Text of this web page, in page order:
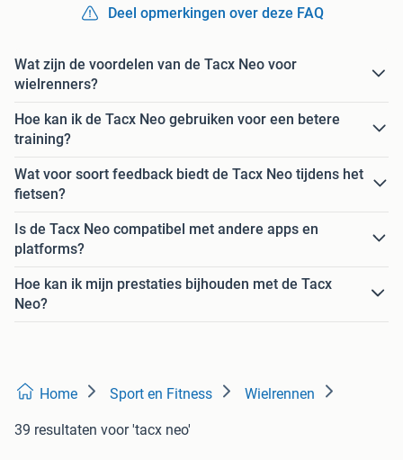
Deel opmerkingen over deze FAQ
Wat zijn de voordelen van de Tacx Neo voor
wielrenners?
Hoe kan ik de Tacx Neo gebruiken voor een betere
training?
Wat voor soort feedback biedt de Tacx Neo tijdens het
fietsen?
Is de Tacx Neo compatibel met andere apps en
platforms?
Hoe kan ik mijn prestaties bijhouden met de Tacx
Neo?
Home Sport en Fitness Wielrennen
39 resultaten voor 'tacx neo'